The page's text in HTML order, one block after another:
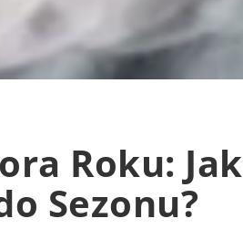
Roku: Jak
Sezonu?